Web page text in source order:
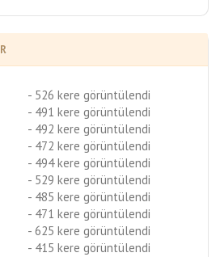
- 526 kere görüntülendi
- 491 kere görüntülendi
- 492 kere görüntülendi
- 472 kere görüntülendi
- 494 kere görüntülendi
- 529 kere görüntülendi
- 485 kere görüntülendi
- 471 kere görüntülendi
- 625 kere görüntülendi
- 415 kere görüntülendi